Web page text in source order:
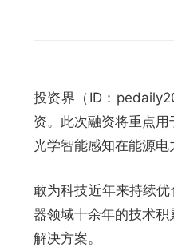
投资界（ID：
资。此次融资将重点
光学智能感知在能源电
敢为科技近年来持续
器领域十余年的技术
解决方案。